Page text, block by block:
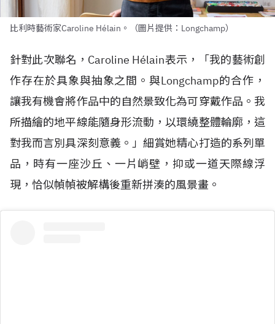
比利時藝術家Caroline Hélain。（圖片提供：Longchamp）
針對此次聯名，Caroline Hélain表示，「我的藝術創
作存在於具象與抽象之間。與Longchamp的合作，
讓我有機會將作品中的自然景致化為可穿戴作品。我
所描繪的地平線能隨身形流動，以環繞整體輪廓，這
對我而言別具深刻意義。」細賞她精心打造的系列單
品，時有一座沙丘、一片峭壁，抑或一道天際線浮
現，恰似幀幀被解構後重新拼湊的風景畫。